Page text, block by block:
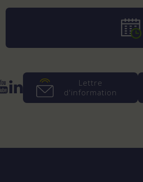
YouTubeLinkedIn
Lettre
d'information